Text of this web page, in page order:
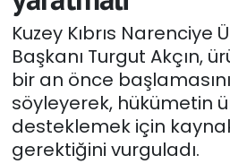
Kuzey Kıbrıs Narenciye
Başkanı Turgut Akçın,
bir an önce
söyleyerek, hükümetin
desteklemek için
gerektiğini vurguladı.
GEZİ
Güncel
Gündem
KKTC